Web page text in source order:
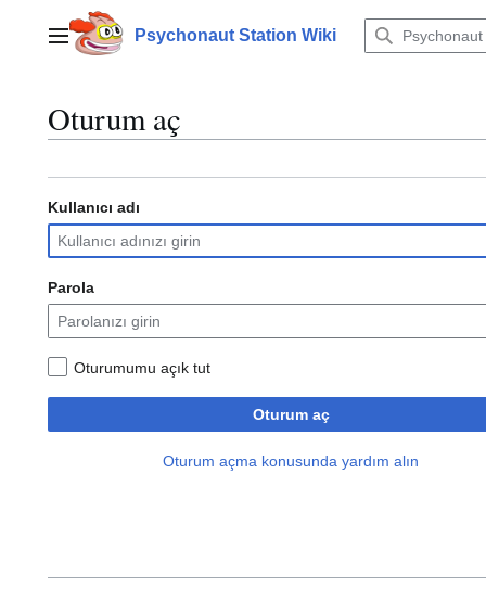
Ana menü Psychonaut Station Wiki
Oturum aç
Kullanıcı adı
Parola
Oturumumu açık tut
Oturum aç
Oturum açma konusunda yardım alın